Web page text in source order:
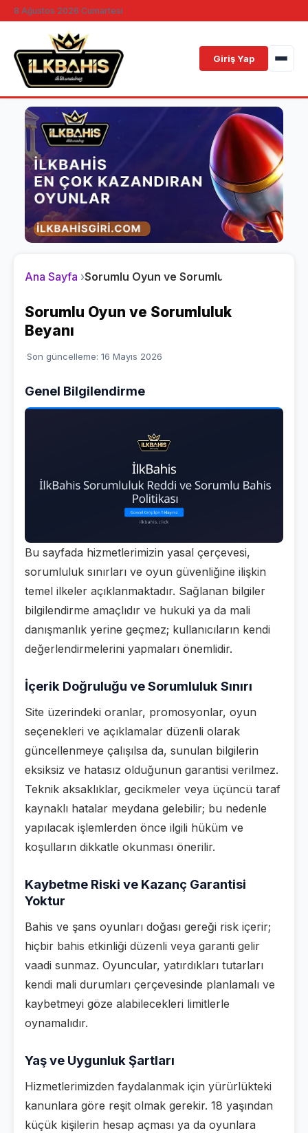
Ana Sayfa Sorumlu Oyun ve Sorumluluk Beyanı
Sorumlu Oyun ve Sorumluluk
Beyanı
Son güncelleme: 16 Mayıs 2026
Genel Bilgilendirme
Bu sayfada hizmetlerimizin yasal çerçevesi,
sorumluluk sınırları ve oyun güvenliğine ilişkin
temel ilkeler açıklanmaktadır. Sağlanan bilgiler
bilgilendirme amaçlıdır ve hukuki ya da mali
danışmanlık yerine geçmez; kullanıcıların kendi
değerlendirmelerini yapmaları önemlidir.
İçerik Doğruluğu ve Sorumluluk Sınırı
Site üzerindeki oranlar, promosyonlar, oyun
seçenekleri ve açıklamalar düzenli olarak
güncellenmeye çalışılsa da, sunulan bilgilerin
eksiksiz ve hatasız olduğunun garantisi verilmez.
Teknik aksaklıklar, gecikmeler veya üçüncü taraf
kaynaklı hatalar meydana gelebilir; bu nedenle
yapılacak işlemlerden önce ilgili hüküm ve
koşulların dikkatle okunması önerilir.
Kaybetme Riski ve Kazanç Garantisi
Yoktur
Bahis ve şans oyunları doğası gereği risk içerir;
hiçbir bahis etkinliği düzenli veya garanti gelir
vaadi sunmaz. Oyuncular, yatırdıkları tutarları
kendi mali durumları çerçevesinde planlamalı ve
kaybetmeyi göze alabilecekleri limitlerle
oynamalıdır.
Yaş ve Uygunluk Şartları
Hizmetlerimizden faydalanmak için yürürlükteki
kanunlara göre reşit olmak gerekir. 18 yaşından
küçük kişilerin hesap açması ya da oyunlara
8 Ağustos 2026 Cumartesi
Giriş Yap